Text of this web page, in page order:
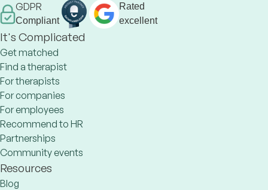
GDPR
Compliant
Rated
excellent
It's Complicated
Get matched
Find a therapist
For therapists
For companies
For employees
Recommend to HR
Partnerships
Community events
Resources
Blog